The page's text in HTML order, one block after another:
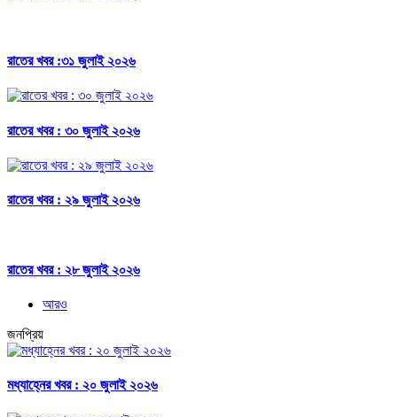
রাতের খবর :৩১ জুলাই ২০২৬
রাতের খবর : ৩০ জুলাই ২০২৬
রাতের খবর : ২৯ জুলাই ২০২৬
রাতের খবর : ২৮ জুলাই ২০২৬
আরও
জনপ্রিয়
মধ্যাহ্নের খবর : ২০ জুলাই ২০২৬